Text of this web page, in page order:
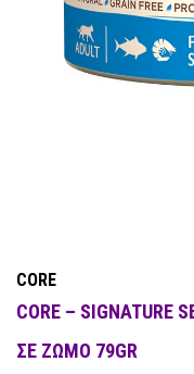
CORE
CORE – SIGNATURE
ΣΕ ΖΩΜΌ 79GR